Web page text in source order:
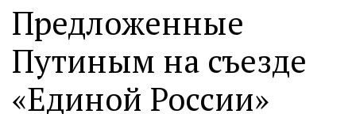
Предложенные
Путиным на съезде
«Единой России»